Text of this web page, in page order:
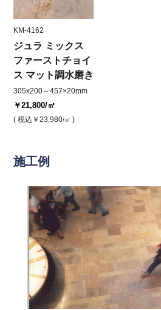
KM-4162
ジュラ ミックス
ファーストチョイ
ス マット調水磨き
305x200～457×20mm
￥21,800/㎡
( 税込 ￥23,980/㎡ )
施工例